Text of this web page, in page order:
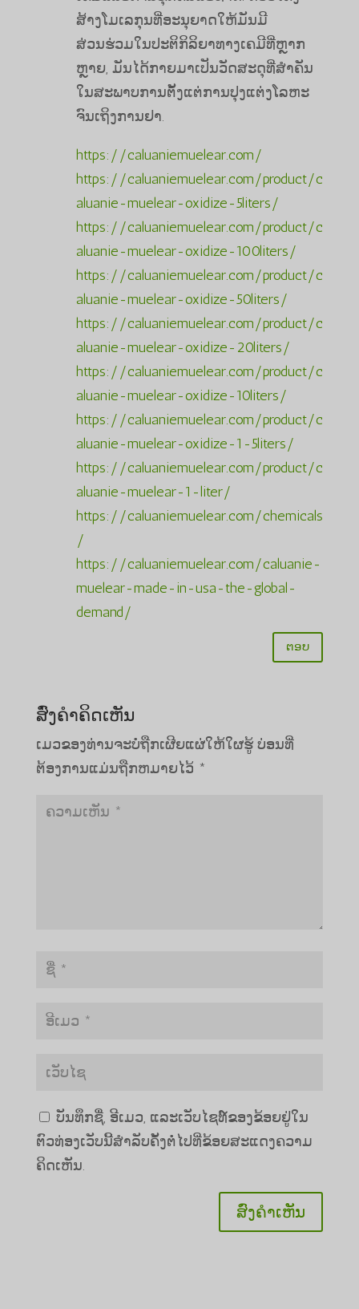
ສ້າງໂມເລກຸນທີ່ອະນຸຍາດໃຫ້ມັນມີ
ສ່ວນຮ່ວມໃນປະຕິກິລິຍາທາງເຄມີທີ່ຫຼາກ
ຫຼາຍ, ມັນໄດ້ກາຍມາເປັນວັດສະດຸທີ່ສໍາຄັນ
ໃນສະພາບການຕັ້ງແຕ່ການປຸງແຕ່ງໂລຫະ
ຈົນເຖິງການຢາ.
https://caluaniemuelear.com/
https://caluaniemuelear.com/product/c
aluanie-muelear-oxidize-5liters/
https://caluaniemuelear.com/product/c
aluanie-muelear-oxidize-100liters/
https://caluaniemuelear.com/product/c
aluanie-muelear-oxidize-50liters/
https://caluaniemuelear.com/product/c
aluanie-muelear-oxidize-20liters/
https://caluaniemuelear.com/product/c
aluanie-muelear-oxidize-10liters/
https://caluaniemuelear.com/product/c
aluanie-muelear-oxidize-1-5liters/
https://caluaniemuelear.com/product/c
aluanie-muelear-1-liter/
https://caluaniemuelear.com/chemicals
/
https://caluaniemuelear.com/caluanie-
muelear-made-in-usa-the-global-
demand/
ຕອບ
ສົ່ງຄໍາຄິດເຫັນ
ເມວຂອງທ່ານຈະບໍ່ຖືກເຜີຍແຜ່ໃຫ້ໃຜຮູ້ ບ່ອນທີ່
ຕ້ອງການແມ່ນຖືກຫມາຍໄວ້ *
ບັນທຶກຊື່, ອີເມວ, ແລະເວັບໄຊທ໌ຂອງຂ້ອຍຢູ່ໃນ
ຕົວທ່ອງເວັບນີ້ສໍາລັບຄັ້ງຕໍ່ໄປທີ່ຂ້ອຍສະແດງຄວາມ
ຄິດເຫັນ.